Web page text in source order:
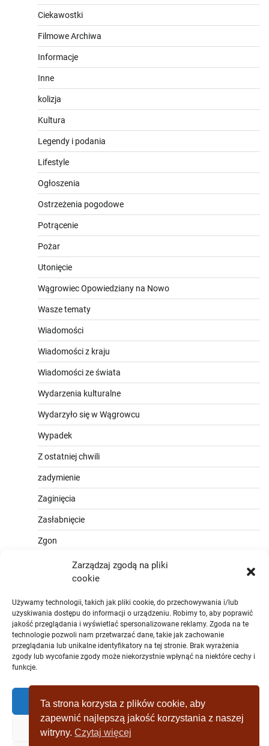
Zarządzaj zgodą na pliki
cookie
Używamy technologii, takich jak pliki cookie, do przechowywania i/lub
uzyskiwania dostępu do informacji o urządzeniu. Robimy to, aby poprawić
jakość przeglądania i wyświetlać spersonalizowane reklamy. Zgoda na te
technologie pozwoli nam przetwarzać dane, takie jak zachowanie
przeglądania lub unikalne identyfikatory na tej stronie. Brak wyrażenia
zgody lub wycofanie zgody może niekorzystnie wpłynąć na niektóre cechy i
funkcje.
Zaakceptować
Zaprzeczyć
Ciekawostki
Filmowe Archiwa
Informacje
Inne
kolizja
Kultura
Legendy i podania
Lifestyle
Ogłoszenia
Ostrzeżenia pogodowe
Potrącenie
Pożar
Utonięcie
Wągrowiec Opowiedziany na Nowo
Wasze tematy
Wiadomości
Wiadomości z kraju
Wiadomości ze świata
Wydarzenia kulturalne
Wydarzyło się w Wągrowcu
Wypadek
Z ostatniej chwili
zadymienie
Zaginięcia
Zasłabnięcie
Zgon
Ta strona korzysta z plików cookie, aby
zapewnić najlepszą jakość korzystania z naszej
witryny.Czytaj więcej